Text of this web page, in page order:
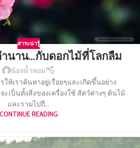
สาระน่ารู้
นาน…กับดอกไม้ที่โลกลืม
น้องน้ำหอม
ให้เราค้นหาอยู่เรื่อยๆและเกิดขึ้นอย่าง
ะเป็นทั้งสิ่งของเครื่องใช้ สัตว์ต่างๆ ต้นไม้
และรวมไปถึ...
CONTINUE READING